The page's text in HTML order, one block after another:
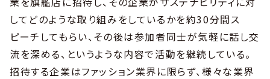
してどのような取り組みをしているかを約30分間ス
ピーチしてもらい、その後は参加者同士が気軽に話し交
流を深める、というような内容で活動を継続している。
招待する企業はファッション業界に限らず、様々な業界